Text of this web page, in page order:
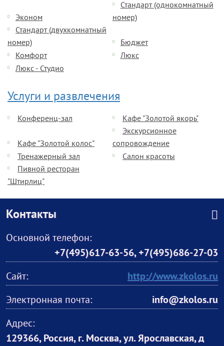
Эконом
Стандарт (однокомнатный
номер)
Стандарт (двухкомнатный
номер)
Бюджет
Комфорт
Люкс
Люкс - Студио
Услуги и развлечения
Конференц-зал Кафе "Золотой якорь"
Кафе "Золотой колос"
Экскурсионное
сопровождение
Тренажерный зал
Салон красоты
Пивной ресторан
"Штирлиц"
Контакты
Основной телефон:
+7(495)617-63-56,+7(495)686-27-03
Сайт:
http://www.zkolos.ru
Электронная почта:
info@zkolos.ru
Адрес:
129366, Россия, г. Москва, ул. Ярославская, д